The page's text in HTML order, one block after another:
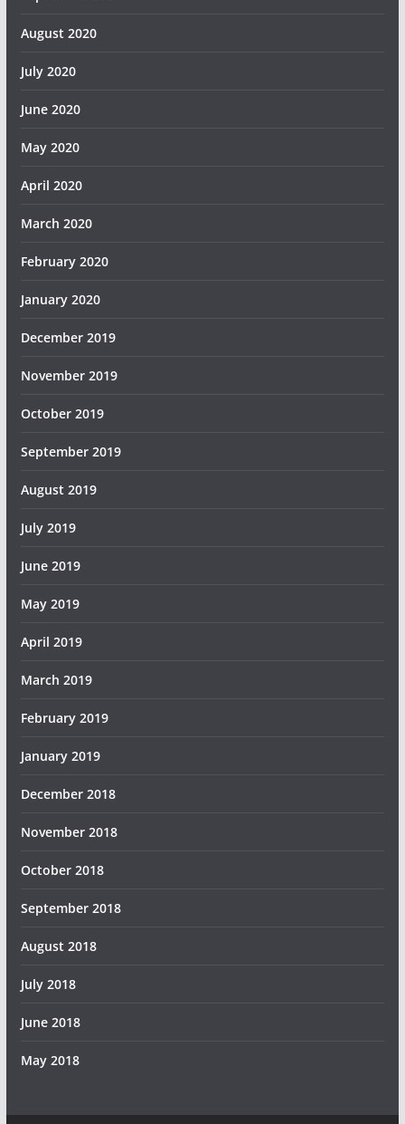
August 2020
July 2020
June 2020
May 2020
April 2020
March 2020
February 2020
January 2020
December 2019
November 2019
October 2019
September 2019
August 2019
July 2019
June 2019
May 2019
April 2019
March 2019
February 2019
January 2019
December 2018
November 2018
October 2018
September 2018
August 2018
July 2018
June 2018
May 2018